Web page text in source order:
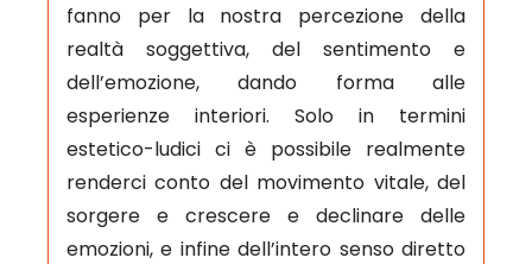
fanno per la nostra percezione della
realtà soggettiva, del sentimento e
dell’emozione, dando forma alle
esperienze interiori. Solo in termini
estetico-ludici ci è possibile realmente
renderci conto del movimento vitale, del
sorgere e crescere e declinare delle
emozioni, e infine dell’intero senso diretto